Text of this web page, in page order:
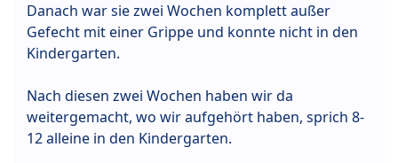
Danach war sie zwei Wochen komplett außer
Gefecht mit einer Grippe und konnte nicht in den
Kindergarten.
Nach diesen zwei Wochen haben wir da
weitergemacht, wo wir aufgehört haben, sprich 8-
12 alleine in den Kindergarten.